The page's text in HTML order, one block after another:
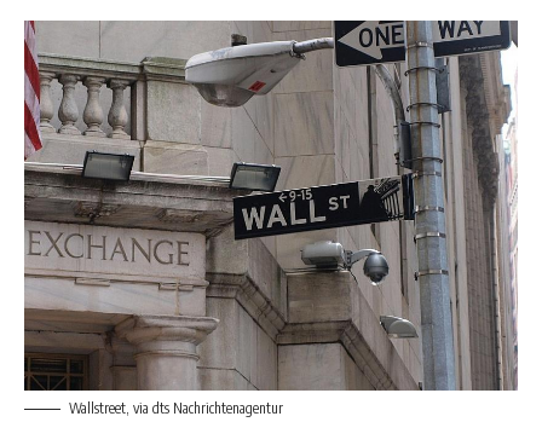
Wallstreet, via dts Nachrichtenagentur